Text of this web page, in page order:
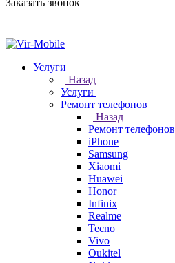
Заказать звонок
Услуги
Назад
Услуги
Ремонт телефонов
Назад
Ремонт телефонов
iPhone
Samsung
Xiaomi
Huawei
Honor
Infinix
Realme
Tecno
Vivo
Oukitel